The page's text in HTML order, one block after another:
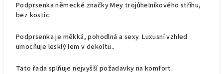
Podprsenka německé značky Mey trojůhelníkového střihu,
bez kostic.
Podprsenka je měkká, pohodlná a sexy. Luxusní vzhled
umocňuje lesklý lem v dekoltu..
Tato řada splňuje nejvyšší požadavky na komfort.